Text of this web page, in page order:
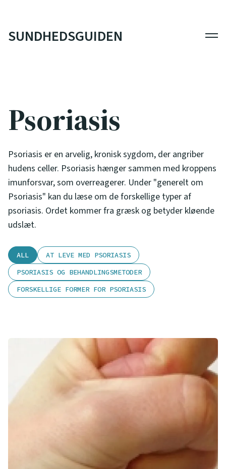
SUNDHEDSGUIDEN
Psoriasis
Psoriasis er en arvelig, kronisk sygdom, der angriber
hudens celler. Psoriasis hænger sammen med kroppens
imunforsvar, som overreagerer. Under "generelt om
Psoriasis" kan du læse om de forskellige typer af
psoriasis. Ordet kommer fra græsk og betyder kløende
udslæt.
ALL
AT LEVE MED PSORIASIS
PSORIASIS OG BEHANDLINGSMETODER
FORSKELLIGE FORMER FOR PSORIASIS